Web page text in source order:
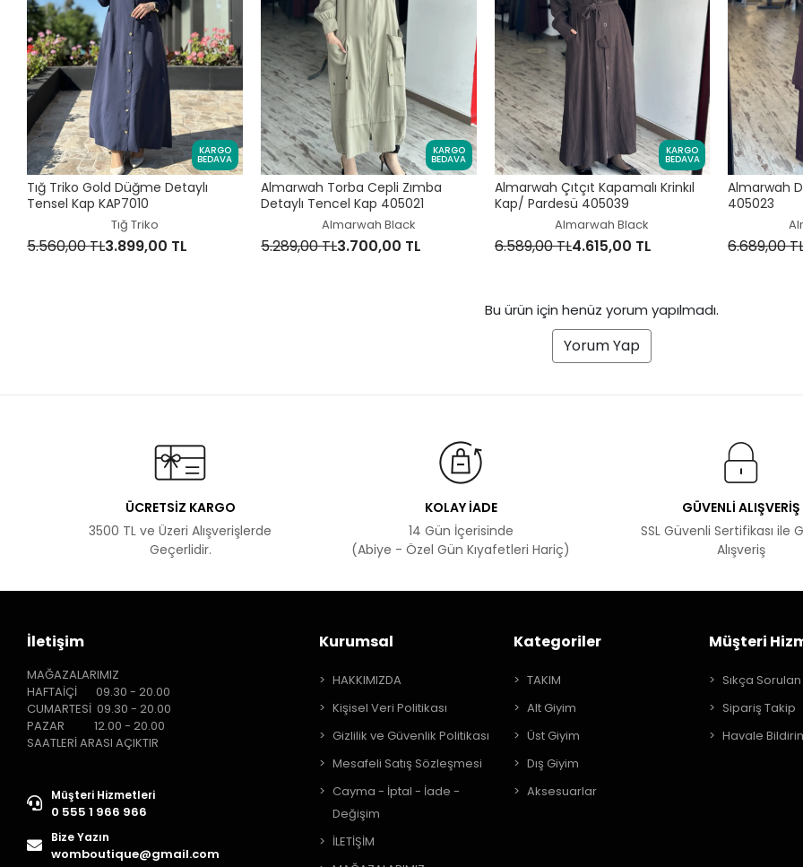
KARGO
BEDAVA
Tığ Triko Gold Düğme Detaylı
Tensel Kap KAP7010
Tığ Triko
5.560,00 TL3.899,00 TL
KARGO
BEDAVA
Almarwah Torba Cepli Zımba
Detaylı Tencel Kap 405021
Almarwah Black
5.289,00 TL3.700,00 TL
KARGO
BEDAVA
Almarwah Çıtçıt Kapamalı Krinkıl
Kap/ Pardesü 405039
Almarwah Black
6.589,00 TL4.615,00 TL
Almarwah
405023
6.689,00
Bu ürün için henüz yorum yapılmadı.
Yorum Yap
ÜCRETSİZ KARGO
3500 TL ve Üzeri Alışverişlerde
Geçerlidir.
KOLAY İADE
14 Gün İçerisinde
(Abiye - Özel Gün Kıyafetleri Hariç)
GÜVENLİ ALIŞVERİŞ
SSL Güvenli Sertifikası ile
Alışveriş
İletişim
MAĞAZALARIMIZ
HAFTAİÇİ 09.30 - 20.00
CUMARTESİ 09.30 - 20.00
PAZAR 12.00 - 20.00
SAATLERİ ARASI AÇIKTIR
Müşteri Hizmetleri
0 555 1 966 966
Bize Yazın
womboutique@gmail.com
Kurumsal
HAKKIMIZDA
Kişisel Veri Politikası
Gizlilik ve Güvenlik Politikası
Mesafeli Satış Sözleşmesi
Cayma - İptal - İade -
Değişim
İLETİŞİM
Kategoriler
TAKIM
Alt Giyim
Üst Giyim
Dış Giyim
Aksesuarlar
Müşteri
Sıkça
Sipariş Takip
Havale